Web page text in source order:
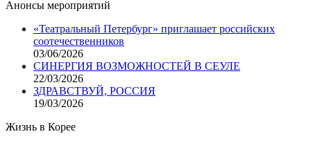
Анонсы мероприятий
«Театральный Петербург» приглашает российских
соотечественников
03/06/2026
СИНЕРГИЯ ВОЗМОЖНОСТЕЙ В СЕУЛЕ
22/03/2026
ЗДРАВСТВУЙ, РОССИЯ
19/03/2026
Жизнь в Корее